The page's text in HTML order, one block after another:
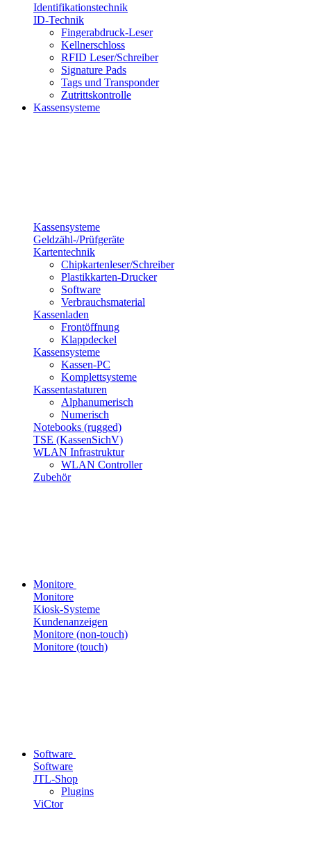
Identifikationstechnik
ID-Technik
Fingerabdruck-Leser
Kellnerschloss
RFID Leser/Schreiber
Signature Pads
Tags und Transponder
Zutrittskontrolle
Kassensysteme
Kassensysteme
Geldzähl-/Prüfgeräte
Kartentechnik
Chipkartenleser/Schreiber
Plastikkarten-Drucker
Software
Verbrauchsmaterial
Kassenladen
Frontöffnung
Klappdeckel
Kassensysteme
Kassen-PC
Komplettsysteme
Kassentastaturen
Alphanumerisch
Numerisch
Notebooks (rugged)
TSE (KassenSichV)
WLAN Infrastruktur
WLAN Controller
Zubehör
Monitore
Monitore
Kiosk-Systeme
Kundenanzeigen
Monitore (non-touch)
Monitore (touch)
Software
Software
JTL-Shop
Plugins
ViCtor